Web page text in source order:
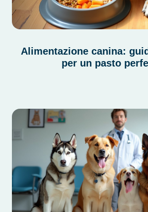
Alimentazione canina:
per un pasto